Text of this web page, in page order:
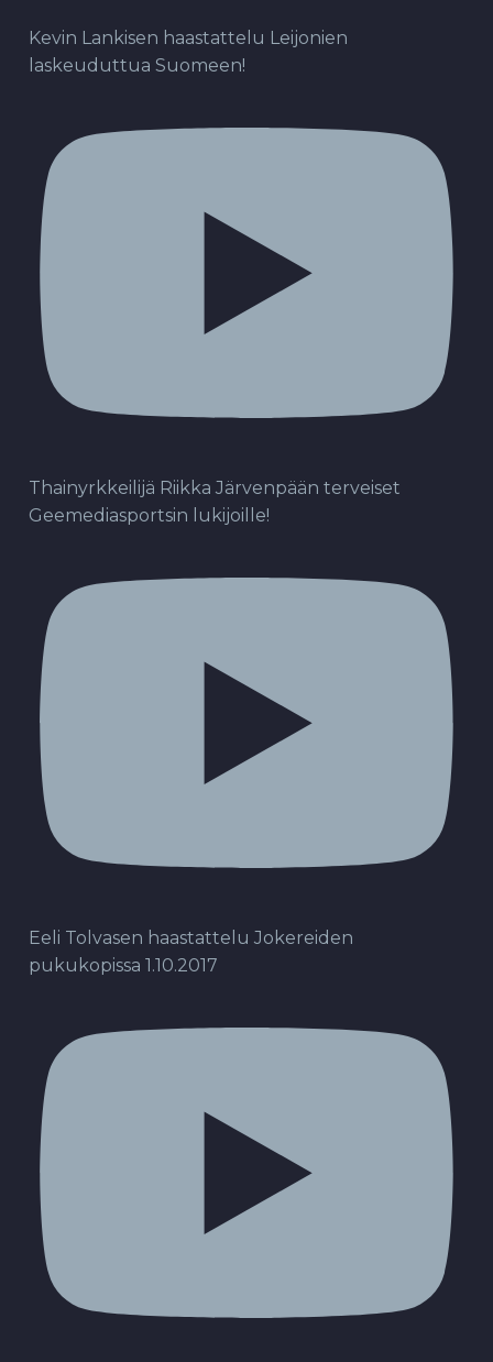
Kevin Lankisen haastattelu Leijonien
laskeuduttua Suomeen!
Thainyrkkeilijä Riikka Järvenpään terveiset
Geemediasportsin lukijoille!
Eeli Tolvasen haastattelu Jokereiden
pukukopissa 1.10.2017